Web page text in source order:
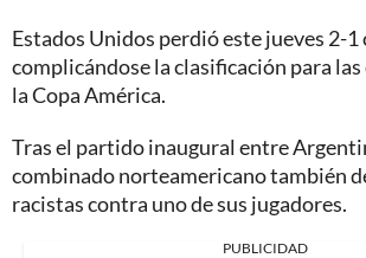
Estados Unidos perdió este jueves 2-1
complicándose la clasificación para
la Copa América.
Tras el partido inaugural entre
combinado norteamericano también
racistas contra uno de sus jugadores.
PUBLICIDAD